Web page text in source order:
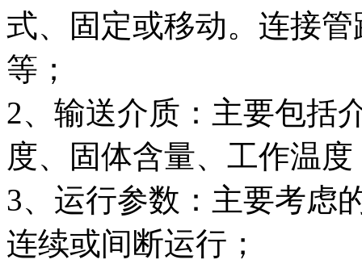
式、固定或移动。连接
等；
2、输送介质：主要包括
度、固体含量、工作温度
3、运行参数：主要考虑
连续或间断运行；